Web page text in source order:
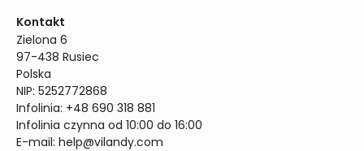
Kontakt
Zielona 6
97-438 Rusiec
Polska
NIP: 5252772868
Infolinia: +48 690 318 881
Infolinia czynna od 10:00 do 16:00
E-mail: help@vilandy.com